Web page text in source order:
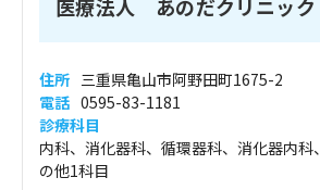
医療法人 あのだクリニック
住所 三重県亀山市阿野田町1675-2
電話 0595-83-1181
診療科目
内科、消化器科、循環器科、消化器内科
の他1科目